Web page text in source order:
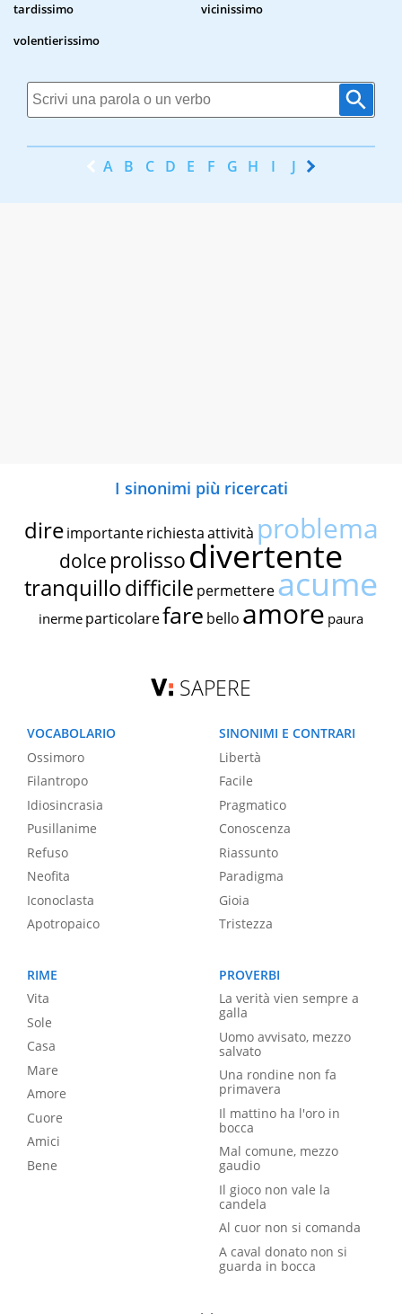
tardissimo
vicinissimo
volentierissimo
A B C D E F G H I J K
I sinonimi più ricercati
dire importante richiestaattività problema
dolce prolissodivertente
tranquillodifficile permettereacume
inerme particolarefare bello amore paura
SAPERE
VOCABOLARIO
Ossimoro
Filantropo
Idiosincrasia
Pusillanime
Refuso
Neofita
Iconoclasta
Apotropaico
SINONIMI E CONTRARI
Libertà
Facile
Pragmatico
Conoscenza
Riassunto
Paradigma
Gioia
Tristezza
RIME
Vita
Sole
Casa
Mare
Amore
Cuore
Amici
Bene
PROVERBI
La verità vien sempre a
galla
Uomo avvisato, mezzo
salvato
Una rondine non fa
primavera
Il mattino ha l'oro in
bocca
Mal comune, mezzo
gaudio
Il gioco non vale la
candela
Al cuor non si comanda
A caval donato non si
guarda in bocca